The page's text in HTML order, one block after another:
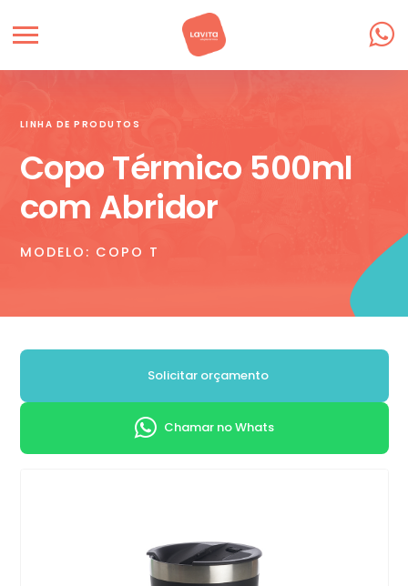
LINHA DE PRODUTOS
Copo Térmico 500ml
com Abridor
MODELO: COPO T
Solicitar orçamento
Chamar no Whats